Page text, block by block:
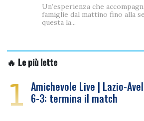
Un’esperienza che
famiglie dal mattino fino alla
questa la...
🔥 Le più lette
1 Amichevole Live | Lazio-
6-3: termina il match